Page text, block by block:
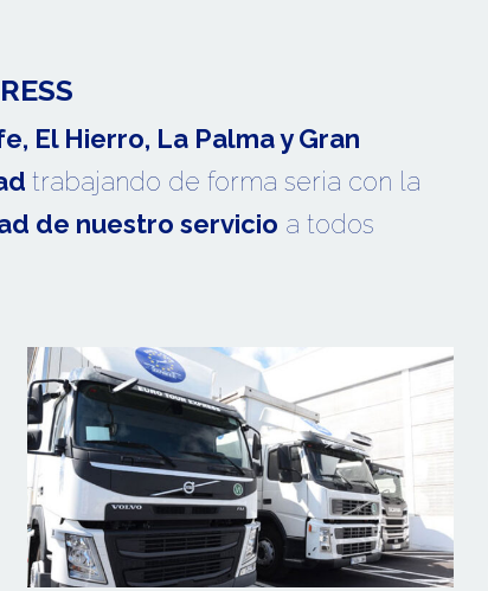
El Hierro, La Palma y Gran
trabajando de forma seria con la
de nuestro servicio a todos